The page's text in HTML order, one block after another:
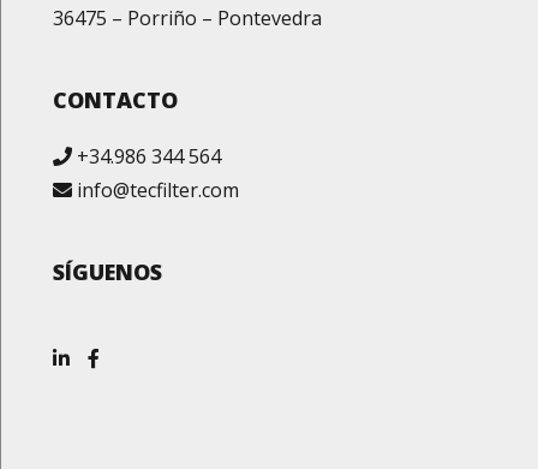
36475 – Porriño – Pontevedra
CONTACTO
+34.986 344 564
info@tecfilter.com
SÍGUENOS